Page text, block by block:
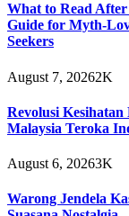
What to Read After
Guide for Myth-
Seekers
August 7, 20262K
Revolusi
Malaysia Teroka
August 6, 20263K
Warong Jendela